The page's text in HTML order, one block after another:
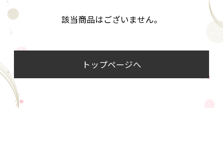
該当商品はございません。
トップページへ